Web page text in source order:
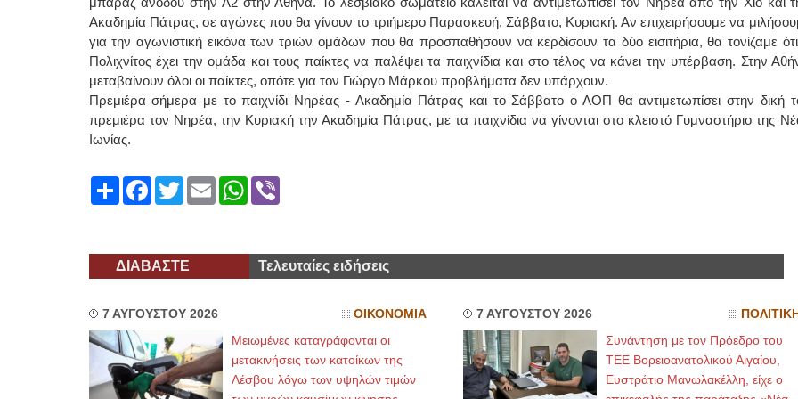
Ακαδημία Πάτρας, σε αγώνες που θα γίνουν το τριήμερο Παρασκευή, Σάββατο, Κυριακή. Αν επιχειρήσουμε να
για την αγωνιστική εικόνα των τριών ομάδων που θα προσπαθήσουν να κερδίσουν τα δύο εισιτήρια, θα τονίζαμε
Πολιχνίτος έχει την ομάδα και τους παίκτες να παλέψει τα παιχνίδια και στο τέλος να κάνει την υπέρβαση. Στην
μεταβαίνουν όλοι οι παίκτες, οπότε για τον Γιώργο Μάρκου προβλήματα δεν υπάρχουν.
Πρεμιέρα σήμερα με το παιχνίδι Νηρέας - Ακαδημία Πάτρας και το Σάββατο ο ΑΟΠ θα αντιμετωπίσει στην δική
πρεμιέρα τον Νηρέα, την Κυριακή την Ακαδημία Πάτρας, με τα παιχνίδια να γίνονται στο κλειστό Γυμναστήριο της
Ιωνίας.
ShareFacebook
TwitterEmailWhatsApp
Viber
ΔΙΑΒΑΣΤΕ Τελευταίες ειδήσεις
7 ΑΥΓΟΥΣΤΟΥ 2026 ΟΙΚΟΝΟΜΙΑ
Μειωμένες καταγράφονται οι
μετακινήσεις των κατοίκων της
Λέσβου λόγω των υψηλών τιμών
7 ΑΥΓΟΥΣΤΟΥ 2026 ΠΟΛΙΤΙΚΗ
Συνάντηση με τον Πρόεδρο του
ΤΕΕ Βορειοανατολικού Αιγαίου,
Ευστράτιο Μανωλακέλλη, είχε ο
ΙΩΑΝΝΗΣ Α. ΜΑΛΛΙΑΣ
ΧΕΙΡΟΥΡΓΟΣ
Διδάκτωρ Ιατρικής Σχολής
Πανεπιστημίου Αθηνών
Καλλιπόλεως 3,Νέα Σμύρνη,
τηλ:210-9320215
Διδ.Παν.Αθηνών
Πάρνηθας 95-97 Αχαρναί